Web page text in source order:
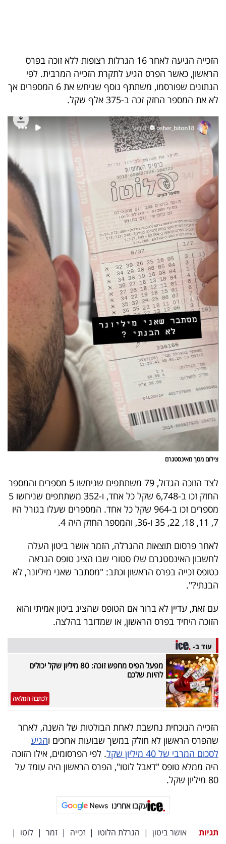
5
המילון
הכלכלי
פודקאסט
40
UNDER
40
שיתופי
פעולה
דרושים
ניוזלטרים
מייל
אדום
פרסמו
באייס
עקבו
אחרינו:
הזכייה הגיעה לאחר 16 הגרלות רצופות ללא זוכה בפרס
הראשון, כאשר הפרס הגיע לתקרת הזכייה המרבית. לפי
הנתונים שפורסמו, משתתף נוסף שניחש את 6 המספרים אך
לא את המספר החזק זכה ב-375 אלף שקל.
צילום מסך מאינסטגרם
לצד הזוכה הגדול, 79 משתתפים שניחשו 5 מספרים והמספר
החזק זכו ב-6,748 שקל כל אחד, ו-352 משתתפים שניחשו 5
מספרים זכו ב-964 שקל כל אחד. המספרים שעלו בגורל היו
7, 11, 18, 22, 35 ו-36, והמספר החזק היה 4.
לאחר פרסום תוצאות ההגרלה, הזמר אושר ביטון העלה
לחשבון האינסטגרם שלו סטורי שבו הציג טופס הנראה
כטופס זכייה בפרס הראשון וכתב: "מסתבר שאני מיליונר, לא
הבנתי?".
עם זאת, עדיין לא ברור אם הטופס שהציג ביטון אמיתי והוא
הזוכה היחיד בפרס הראשון, או שמדובר בהלצה.
עוד ב-
מפעל הפיס מחפש זוכה: 80 מיליון שקל יכולים
להיות שלכם
לכתבה המלאה
הזכייה הנוכחית נחשבת לאחת הבולטות של השנה, לאחר
שהפרס הראשון לא חולק במשך שבועות ארוכים והגיע
לסכום המרבי של 40 מיליון שקל
. לפי הפרסומים, אילו הזוכה
היה ממלא טופס "דאבל לוטו", הפרס הראשון היה עומד על
80 מיליון שקל.
עקבו אחרינו
תגיות אושר ביטון | הגרלת הלוטו | זכייה | זמר | לוטו |